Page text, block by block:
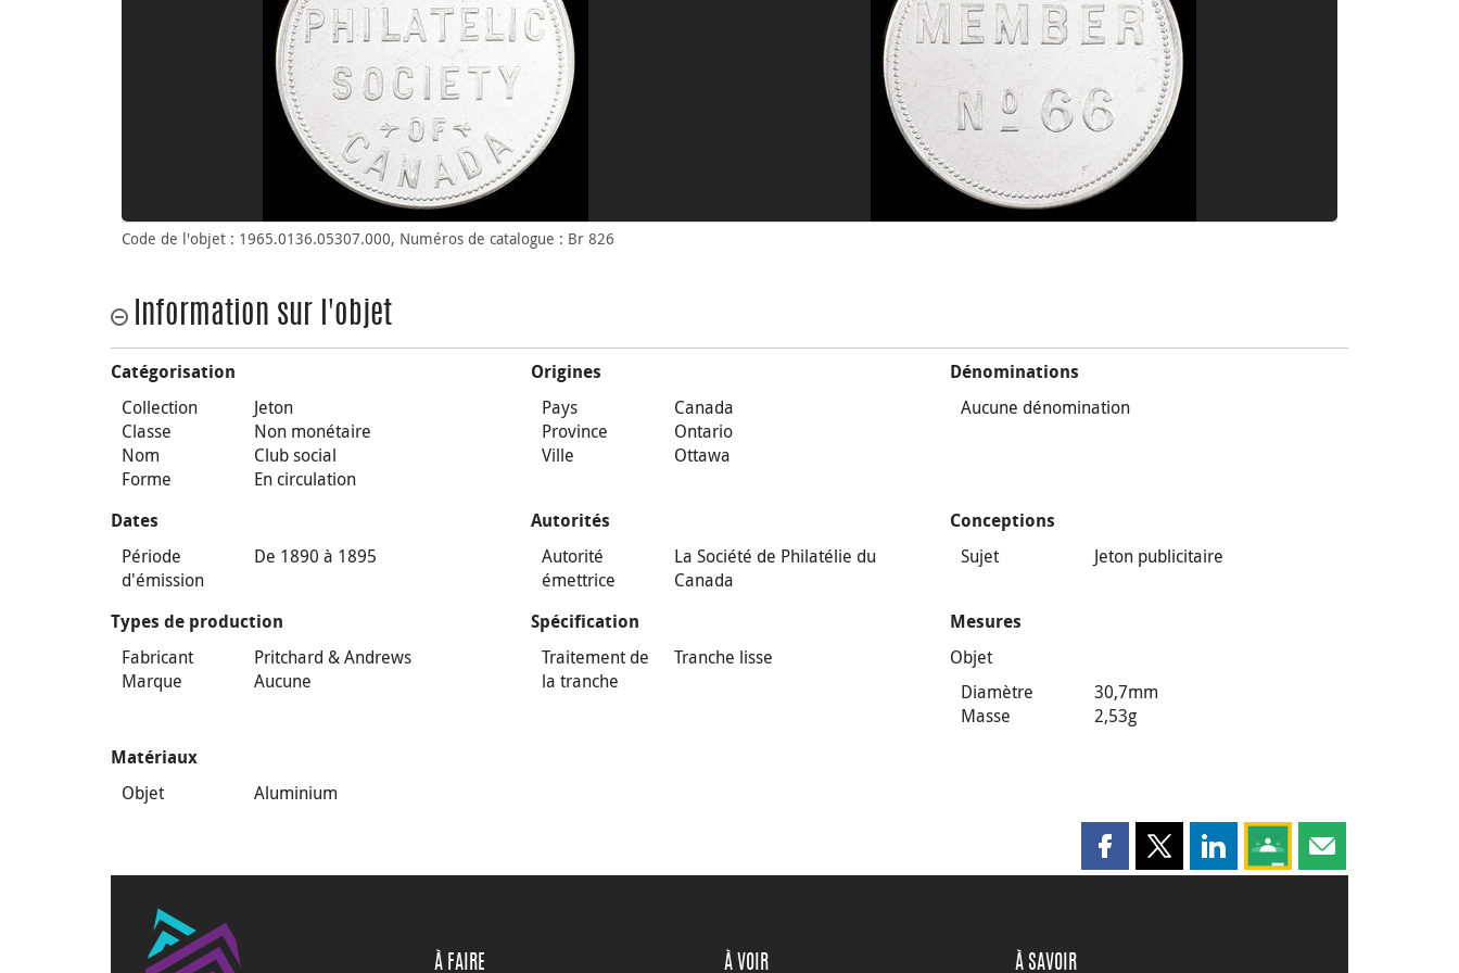
Code de l'objet : 1965.0136.05307.000, Numéros de catalogue : Br 826
Information sur l'objet
Catégorisation
Collection
Jeton
Classe
Non monétaire
Nom
Club social
Forme
En circulation
Origines
Pays
Canada
Province
Ontario
Ville
Ottawa
Dénominations
Aucune dénomination
Dates
Période
d'émission
De 1890 à 1895
Autorités
Autorité
émettrice
La Société de Philatélie du
Canada
Conceptions
Sujet Jeton publicitaire
Types de production
Fabricant
Pritchard & Andrews
Marque
Aucune
Spécification
Traitement de
la tranche
Tranche lisse
Mesures
Objet
Diamètre
30,7mm
Masse
2,53g
Matériaux
Objet Aluminium
Partager cette page sur Facebook
Partager cette page sur X
Partager cette page sur
Partagez cette page sur
Partager cette
À FAIRE À VOIR À SAVOIR